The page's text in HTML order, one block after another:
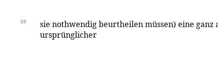
33
sie nothwendig beurtheilen müssen) eine ganz
ursprünglicher